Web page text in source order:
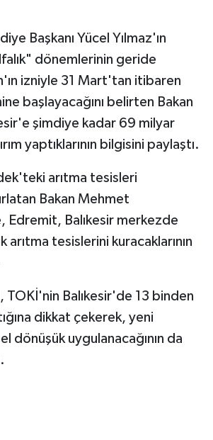
Başkanı Yücel Yılmaz'ın
dönemlerinin geride
izniyle 31 Mart'tan itibaren
başlayacağını belirten Bakan
şimdiye kadar 69 milyar
yaptıklarının bilgisini paylaştı.
arıtma tesisleri
Bakan Mehmet
Edremit, Balıkesir merkezde
tesislerini kuracaklarının
TOKİ'nin Balıkesir'de 13 binden
dikkat çekerek, yeni
dönüşük uygulanacağının da